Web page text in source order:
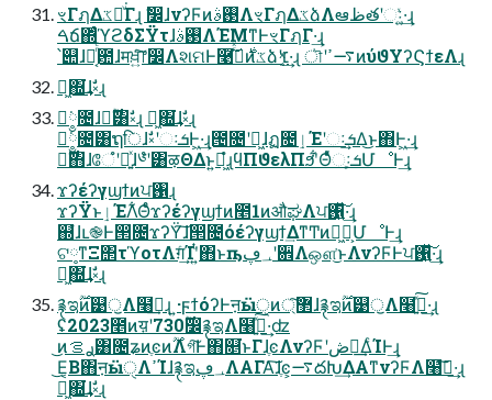
ৼΓฦΔػձͮ͘Γɻ ࣗ෼ɺνʔϜͷ࢓ࣄΛৼΓฦΔػձΛఆظతʹઃ͚͍ͯ·͢ɻ
ࠓճ΍ͬͨϓϩδΣΫτɺ࢓ࣄΛΈΜͳͰৼΓฦΓ·͢ɻ
՝୊ɺྑ͔ͬͨ఺ɺमਖ਼͍ͨ͠෦෼ΛશମͰ࿩͠߹ͬͯ࣍ͷػձʹ׆͔͍ͯ·͢ɻ ৗʹ࠷ߴͷύϑΥʔϚϯεΛɻ
ಇ͖΍͘͢ɺࣗ༝ɻ
ಇ༵͘೔ɺಇ࣌ؒ͘͸ࣗ༝ɻ ಇ͖΍͘͢ɺࣗ༝ɻ
ಇ༵͘೔͸ຖिɺࣗ༝ʹઃܭͰ͖·͢ɻ౔೔ʹಇ͖ɺฏ೔ٳΈʹઃܭ͢Δ͜ͱ΋Ͱ͖·͢ɻ
ಇ࣌ؒ͘΋ɺேํʹಇ͍ͯɺ༦ํʹ͸ऴΘΔͱ͍͏ಇ͖ํɻϥΠϑελΠϧʹ͋Θͤͯઃܭ͕ՄೳͰ͢ɻ
ϫʔέʔγϣϯͷਪ঑ɻ
ϫʔΫͱٳΈΛ͋Θͤͨϫʔέʔγϣϯͷ೥1ͷऔಘΛਪ঑͍ͯ͠·͢ɻ
஍ํɺւ֎Ͱ൒೔ϫʔΫ͠ɺ൒೔όέʔγϣϯ͢ΔͳͲͷಇ͖ํ͕ՄೳͰ͢ɻ
ଟ༷ͳΞ΢τϓοτΛग़ͨ͢Ίʹ͍ͭ΋ͱҧ͏؀ڥʹ਎Λஔ͘͜ͱΛνʔϜͰਪ঑͍ͯ͠·͢ɻ
ಇ͖΍͘͢ɺࣗ༝ɻ
࿑ಇ࣌ؒͷ୹ॖΛ໨ࢦ͢ɻ ͍·ϝϯόʔͰऩӹੑͷ޲্͠ɺ࿑ಇ࣌ؒͷ୹ॖΛ໨ࢦ͍ͯ͠·͢ɻ
ʢ2023೥ͷय़ʹ7࣌ؒ30෼࿑ಇΛ໨ࢦ͍ͯ͠·͢ʣ
͜ͷࢪࡦ͸೔ʑͷֶͼͷ࣌ؒΛগ͠Ͱ΋௕͘ͱΓɺֶͼΛνʔϜʹڞ༗͢ΔͨΊͰ͢ɻ
͜Ε͔Β΋ऩӹੑΛߴΊɺ࿑ಇ؀ڥΛΑΓΑ͘͠ɺֶͼ͕࠷దԽ͢ΔΑ͏ͳνʔϜΛ໨ࢦ͠·͢ɻ
ಇ͖΍͘͢ɺࣗ༝ɻ